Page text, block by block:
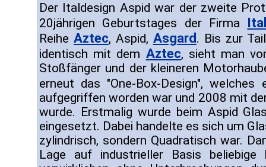
Der Italdesign Aspid war der zweite
20jährigen Geburtstages der Firma
Reihe Aztec, Aspid, Asgard . Bis zur
identisch mit dem Aztec, sieht man
Stoßfänger und der kleineren
erneut das "One-Box-Design",
aufgegriffen worden war und 2008 mit
wurde. Erstmalig wurde beim Aspid
eingesetzt. Dabei handelte es sich um
zylindrisch, sondern Quadratisch war.
Lage auf industrieller Basis